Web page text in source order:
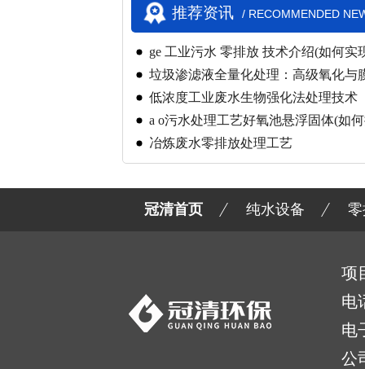
推荐资讯 / RECOMMENDED
ge 工业污水 零排放 技术介绍(如何实
垃圾渗滤液全量化处理：高级氧化与
创新
低浓度工业废水生物强化法处理技术
a o污水处理工艺好氧池悬浮固体(如
冶炼废水零排放处理工艺
冠清首页 纯水设备
项
电
电
公